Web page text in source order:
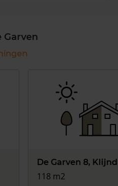
Garven
De Garven 8,
118 m2